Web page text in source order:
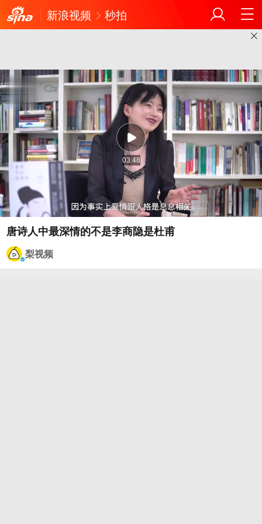
新浪视频 秒拍
03:48
唐诗人中最深情的不是李商隐是杜甫
梨视频